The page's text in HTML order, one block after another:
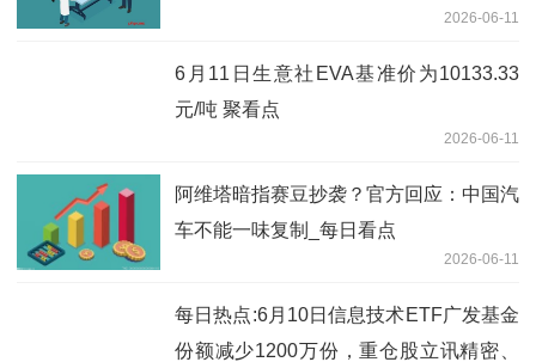
2026-06-11
6月11日生意社EVA基准价为10133.33
元/吨 聚看点
2026-06-11
阿维塔暗指赛豆抄袭？官方回应：中国汽
车不能一味复制_每日看点
2026-06-11
每日热点:6月10日信息技术ETF广发基金
份额减少1200万份，重仓股立讯精密、